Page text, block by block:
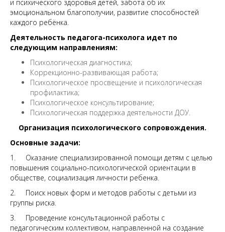
и психического здоровья детей, забота об их
эмоциональном благополучии, развитие способностей
каждого ребёнка.
Деятельность педагога-психолога идет по
следующим направлениям:
Психологическая диагностика;
Коррекционно-развивающая работа;
Психологическое просвещение и психологическая
профилактика;
Психологическое консультирование;
Психологическая поддержка деятельности ДОУ.
Организация психологического сопровождения.
Основные задачи:
1. Оказание специализированной помощи детям с целью
повышения социально-психологической ориентации в
обществе, социализация личности ребенка.
2. Поиск новых форм и методов работы с детьми из
группы риска.
3. Проведение консультационной работы с
педагогическим коллективом, направленной на создание